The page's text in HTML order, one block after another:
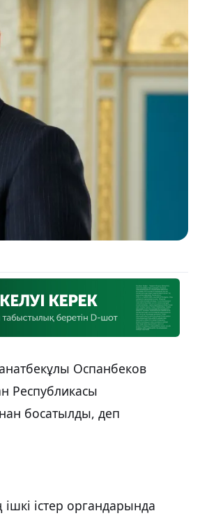
Оспанбеков
Республикасы
босатылды, деп
істер органдарында